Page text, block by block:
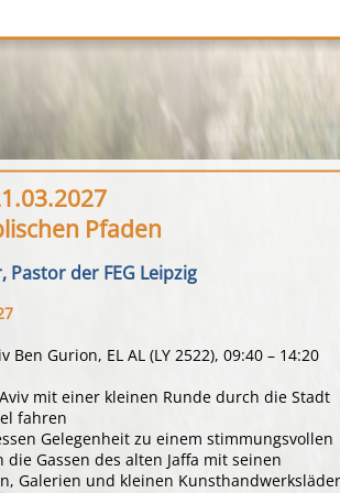
Pfaden
Pastor der FEG Leipzig
Ben Gurion, EL AL (LY 2522), 09:40 – 14:20
mit einer kleinen Runde durch die Stadt
fahren
Gelegenheit zu einem stimmungsvollen
die Gassen des alten Jaffa mit seinen
Galerien und kleinen